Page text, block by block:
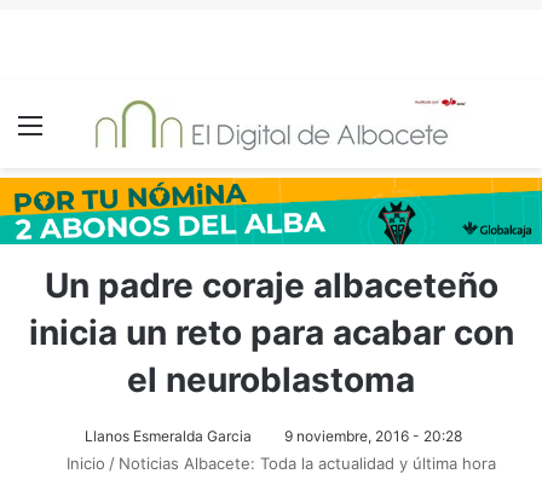
Un padre coraje albaceteño
inicia un reto para acabar con
el neuroblastoma
Llanos Esmeralda Garcia 9 noviembre, 2016 - 20:28
Inicio / Noticias Albacete: Toda la actualidad y última hora